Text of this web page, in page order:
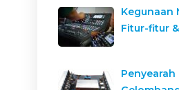
Kegunaan
Fitur-fitur